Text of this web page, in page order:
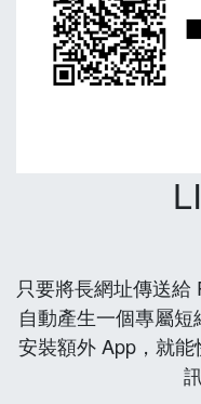
只要將長網址傳送
自動產生一個專屬
安裝額外 App，就能